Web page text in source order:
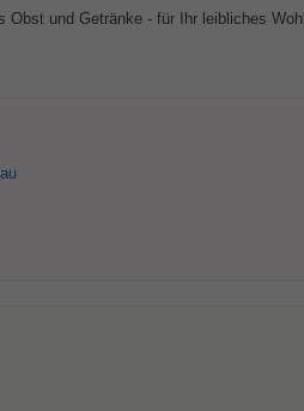
und Getränke - für Ihr leibliches Wohl